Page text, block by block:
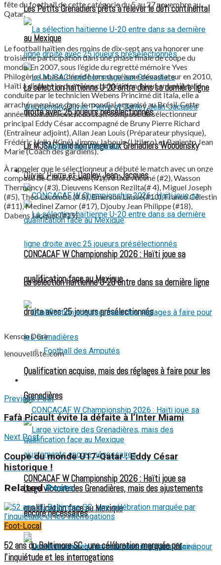
Les Petits Grenadiers prêts à relever le défi continental
au Mexique
Le MJSAC rend hommage aux Grenadiers Woodensky
Olivier Pierre et Danley Jean-Jacques
La sélection haïtienne U-20 entre dans sa dernière ligne
droite avec 25 joueurs présélectionnés
Football des Amputés
CONCACAF W Championship 2026 : Haïti joue sa
qualification face au Mexique
La sélection haïtienne U-20 entre dans sa dernière ligne
droite avec 25 joueurs présélectionnés
Football des Amputés
FOOTBALL FÉMININ
CONCACAF W Championship 2026 : Haïti joue sa
qualification face au Mexique
Qualification acquise, mais des réglages à faire pour les
Grenadières
Large victoire des Grenadières, mais des ajustements
encore nécessaires
fête du football de cette catégorie du 5 au 27 novembre au
Qatar.
Le football haïtien des moins de dix-sept ans va honorer une
troisième participation dans une phase finale de coupe du
monde. En 2007, sous l’égide du regretté mémoire Yves
Philogène Labase, décédé lors du séisme dévastateur en 2010,
Haïti a disputé sa première compétition. Neuf ans plus tard,
conduite par le technicien Webens Princimé dit Itala, elle a
arraché une place dans le mondial organisé au Brésil. Cette
année l’honneur revient au staff composé du sélectionneur
principal Eddy César accompagné de Bruny Pierre Richard
(Entraîneur adjoint), Allan Jean Louis (Préparateur physique),
Frédéric Vello (Kiné), Jimmy Jabouin (Utilero) et Bariento Jean
Marie (Coach des gardiens).
À rappeler que le sélectionneur a débuté le match avec un onze
composé de Cliford Gené (#1), Arthur Alcimé (#2), Wasson
Thermoncy (#3), Dieuvens Kenson Rezilta(# 4), Miguel Joseph
(#5), Théo Lacombe (# 8), Emerson Laissé(#10), Franco Célestin
(#11), Medinel Zamor (#17), Djouby Jean Philippe (#18),
Dabens Jacquet (#19).
Kenson Desir
lenouvelliste..com
Previous Post
Fafà Picault évite la défaite à l’Inter Miami
Next Post
Coupe du monde U17-Qatar : Eddy César
historique !
RelatedPosts
Foot-Local
52 ans du Baltimore SC : une célébration marquée par
l’inquiétude et les interrogations